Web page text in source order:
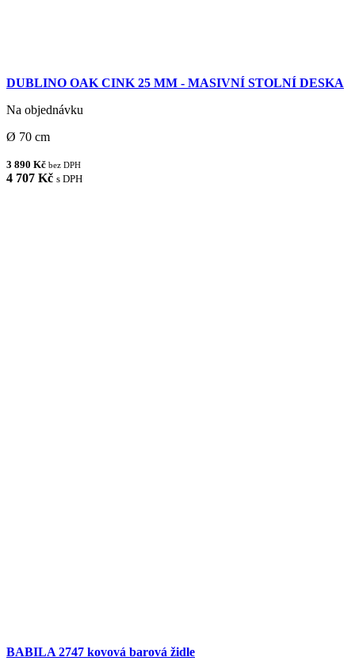
DUBLINO OAK CINK 25 MM - MASIVNÍ STOLNÍ DESKA
Na objednávku
Ø 70 cm
3 890 Kč bez DPH
4 707 Kč s DPH
BABILA 2747 kovová barová židle